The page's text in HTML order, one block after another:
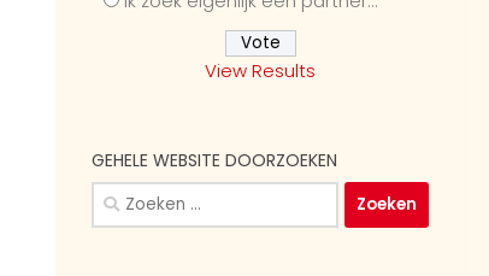
View Results
GEHELE WEBSITE DOORZOEKEN
Zoeken
naar: